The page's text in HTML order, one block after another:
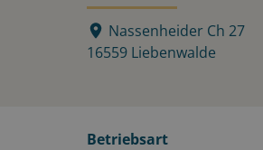
Nassenheider Ch 27
16559 Liebenwalde
Betriebsart